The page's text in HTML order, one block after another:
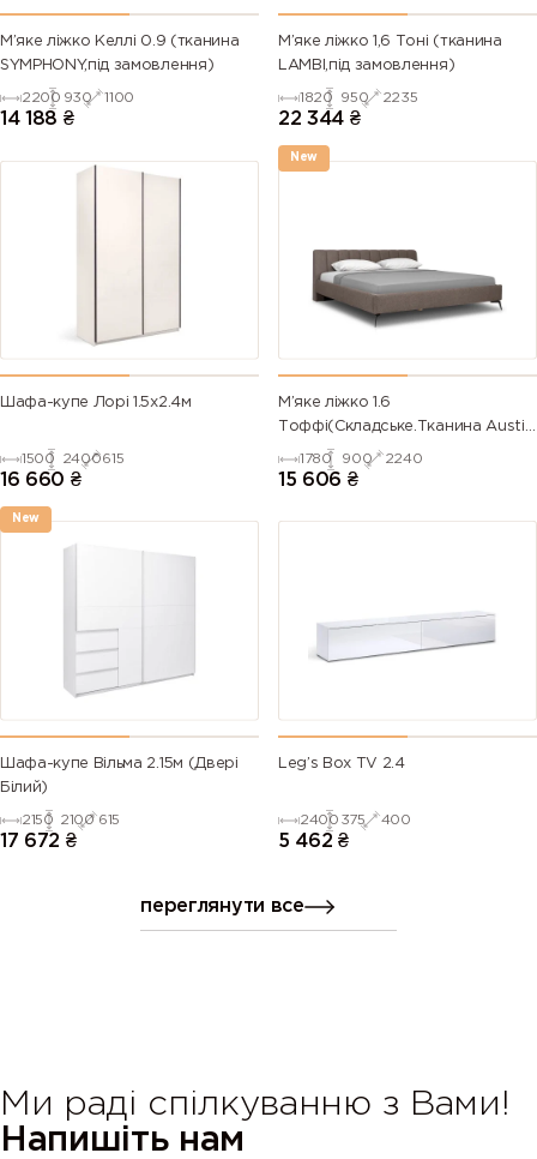
М’яке ліжко Келлі 0.9 (тканина
SYMPHONY,під замовлення)
2200 930 1100
14 188 ₴
М’яке ліжко 1,6 Тоні (тканина
LAMBI,під замовлення)
1820 950 2235
22 344 ₴
Шафа-купе Лорі 1.5х2.4м
1500 2400615
16 660 ₴
New
М’яке ліжко 1.6
Тоффі(Складське.Тканина Austin
1780 900 2240
15 606 ₴
New
Шафа-купе Вільма 2.15м (Двері
Білий)
2150 2100 615
17 672 ₴
Leg’s Box TV 2.4
2400 375 400
5 462 ₴
переглянути все
Ми раді спілкуванню з Вами!
Напишіть нам